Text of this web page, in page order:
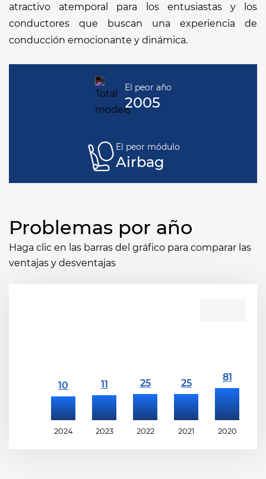
atractivo atemporal para los entusiastas y los
conductores que buscan una experiencia de
conducción emocionante y dinámica.
El peor año
2005
El peor módulo
Airbag
Problemas por año
Haga clic en las barras del gráfico para comparar las
ventajas y desventajas
2024 2023 2022 2021 2020